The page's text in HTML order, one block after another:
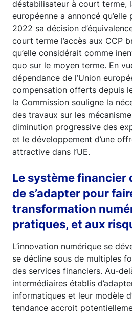
déstabilisateur à court terme,
européenne a annoncé
2022 sa décision
court terme l’accès aux CCP
qu’elle considérait comme
quo sur le moyen terme. En
dépendance de l’Union
compensation offerts depuis
la Commission souligne la
des travaux sur les
diminution progressive des
et le développement d’une
attractive dans l’UE.
Le système
de s’adapter pour
transformation
pratiques, et aux
L’innovation numérique se
se décline sous de multiples
des services financiers. Au-
intermédiaires établis
informatiques et leur modèle
tendance accroit